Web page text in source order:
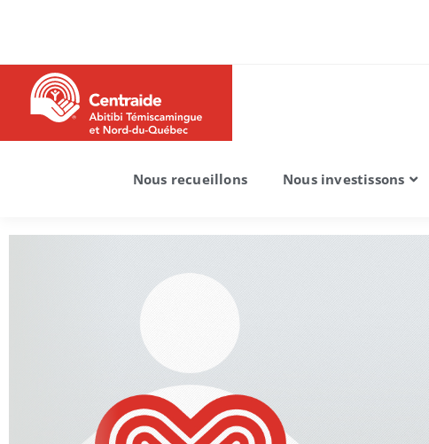
Nous recueillons Nous investissons